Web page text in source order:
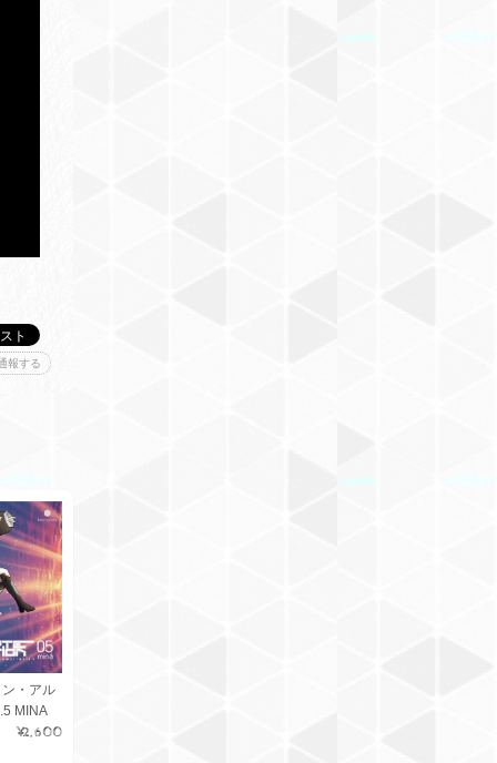
報する
・アル
MINA
¥2,600